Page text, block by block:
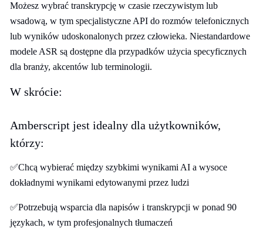
Możesz wybrać transkrypcję w czasie rzeczywistym lub
wsadową, w tym specjalistyczne API do rozmów telefonicznych
lub wyników udoskonalonych przez człowieka. Niestandardowe
modele ASR są dostępne dla przypadków użycia specyficznych
dla branży, akcentów lub terminologii.
W skrócie:
Amberscript jest idealny dla użytkowników,
którzy:
✅Chcą wybierać między szybkimi wynikami AI a wysoce
dokładnymi wynikami edytowanymi przez ludzi
✅Potrzebują wsparcia dla napisów i transkrypcji w ponad 90
językach, w tym profesjonalnych tłumaczeń